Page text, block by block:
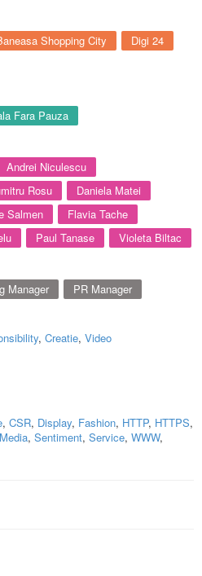
Shopping City
Digi 24
Fara Pauza
Andrei Niculescu
Rosu
Daniela Matei
Salmen
Flavia Tache
Paul Tanase Violeta Biltac
Manager PR Manager
, Creatie, Video
, CSR, Display, Fashion, HTTP, HTTPS,
Media, Sentiment, Service, WWW,